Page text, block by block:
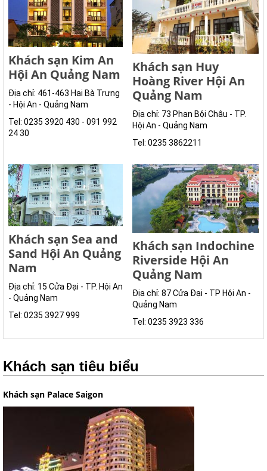
Khách sạn Kim An
Hội An Quảng Nam
Địa chỉ: 461-463 Hai Bà Trưng
- Hội An - Quảng Nam
Tel: 0235 3920 430 - 091 992
24 30
Khách sạn Huy
Hoàng River Hội An
Quảng Nam
Địa chỉ: 73 Phan Bội Châu - TP.
Hội An - Quảng Nam
Tel: 0235 3862211
Khách sạn Sea and
Sand Hội An Quảng
Nam
Địa chỉ: 15 Cửa Đại - TP. Hội An
- Quảng Nam
Tel: 0235 3927 999
Khách sạn Indochine
Riverside Hội An
Quảng Nam
Địa chỉ: 87 Cửa Đại - TP Hội An -
Quảng Nam
Tel: 0235 3923 336
Khách sạn tiêu biểu
Khách sạn Palace Saigon